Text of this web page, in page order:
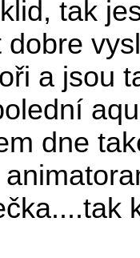
tak
a jsou
dne